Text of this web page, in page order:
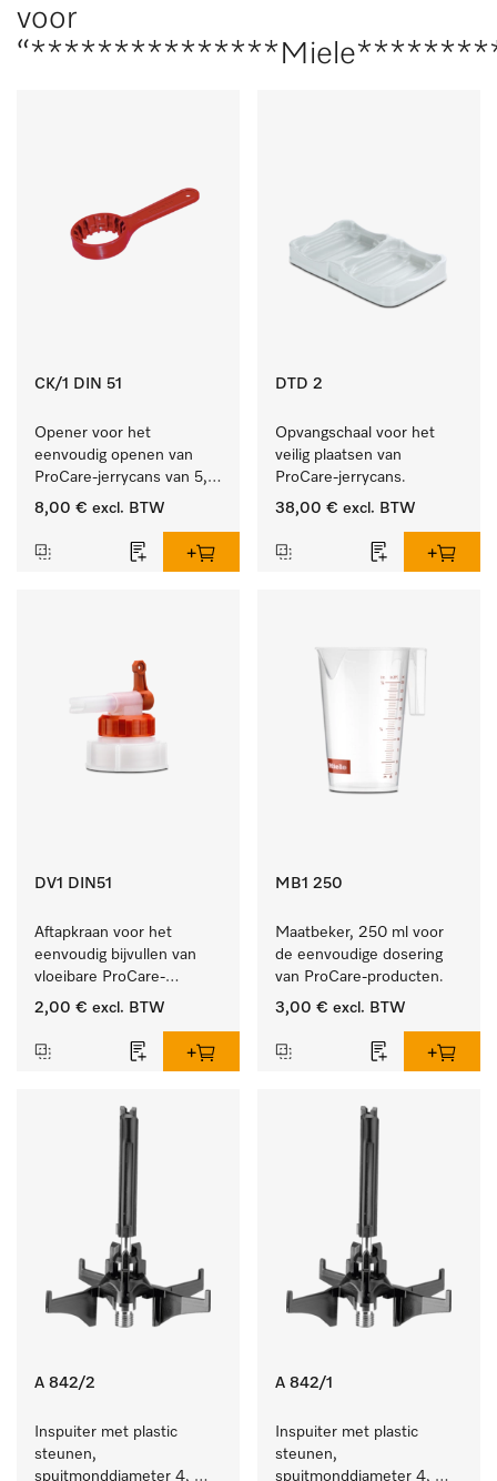
voor
CK/1 DIN 51
Opener voor het
eenvoudig openen van
ProCare-jerrycans van 5,
10 en 20 l.
8,00 € excl. BTW
DTD 2
Opvangschaal voor het
veilig plaatsen van
ProCare-jerrycans.
38,00 € excl. BTW
DV1 DIN51
Aftapkraan voor het
eenvoudig bijvullen van
vloeibare ProCare-
producten.
2,00 € excl. BTW
MB1 250
Maatbeker, 250 ml voor
de eenvoudige dosering
van ProCare-producten.
3,00 € excl. BTW
A 842/2
Inspuiter met plastic
steunen,
spuitmonddiameter 4,
A 842/1
Inspuiter met plastic
steunen,
spuitmonddiameter 4,